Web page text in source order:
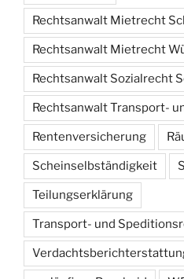
Rechtsanwalt Mietrecht
Rechtsanwalt Mietrecht
Rechtsanwalt Sozialrecht
Rechtsanwalt Transport-
Rentenversicherung
Scheinselbständigkeit
Teilungserklärung
Transport- und